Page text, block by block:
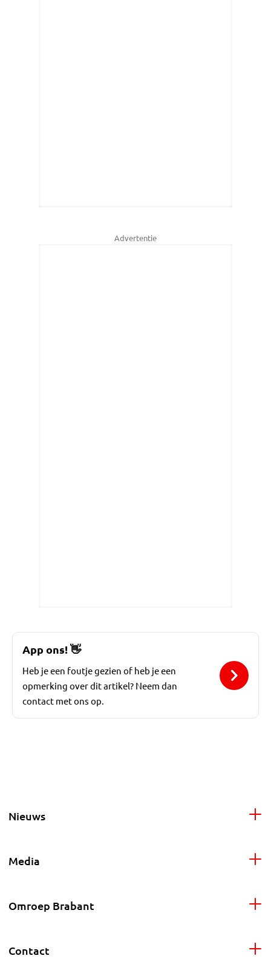
Advertentie
App ons!👋
Heb je een foutje gezien of heb je een
opmerking over dit artikel? Neem dan
contact met ons op.
Nieuws
Media
Omroep Brabant
Contact